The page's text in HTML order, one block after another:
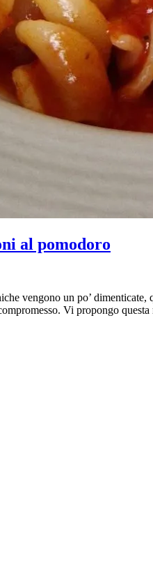
al pomodoro
vengono un po’
Vi propongo